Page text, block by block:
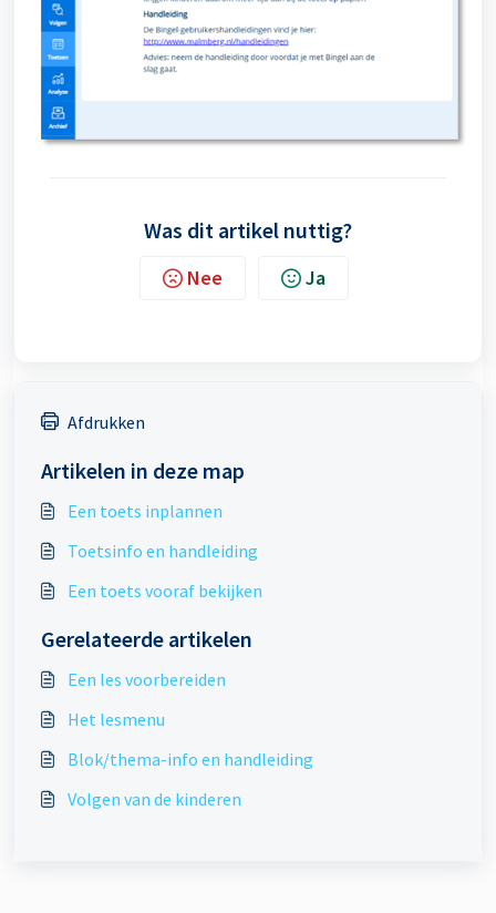
Was dit artikel nuttig?
Nee Ja
Afdrukken
Artikelen in deze map
Een toets inplannen
Toetsinfo en handleiding
Een toets vooraf bekijken
Gerelateerde artikelen
Een les voorbereiden
Het lesmenu
Blok/thema-info en handleiding
Volgen van de kinderen